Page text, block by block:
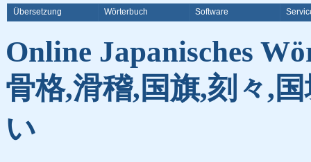
Übersetzung Wörterbuch Software
Online Japanisches
骨格,滑稽,国旗,刻々,
い